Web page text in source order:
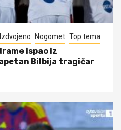
Izdvojeno Nogomet Top tema
ispao iz
Bilbija tragičar